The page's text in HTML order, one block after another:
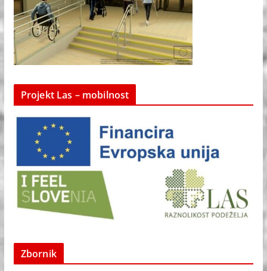
Projekt Las – mobilnost
Zbornik